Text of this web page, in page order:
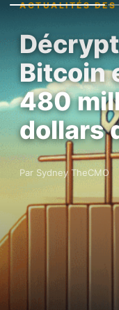
ACTUALITÉS
Bitcoin
480
dollars
Par Sydney TheCMO